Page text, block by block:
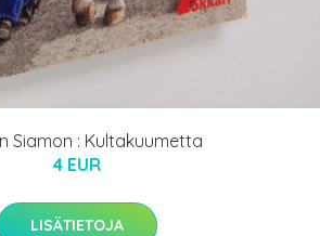
Siamon : Kultakuumetta
4 EUR
LISÄTIETOJA